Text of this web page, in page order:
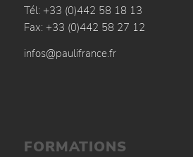
Tél: +33 (0)442 58 18 13
Fax: +33 (0)442 58 27 12
infos@paulifrance.fr
FORMATIONS